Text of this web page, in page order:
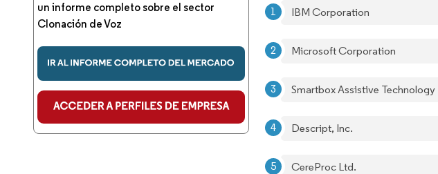
un informe completo sobre el sector
Clonación de Voz
IBM Corporation
Microsoft Corporation
Smartbox Assistive Technology
Descript, Inc.
CereProc Ltd.